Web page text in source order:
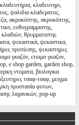
κλαδευτηρι,
ψαλιδια κλαδεματος,
ακροκόπτης, ακροκόπτης,
ευθυγραμμιστης,
θρυμματιστης
ψεκαστικά, ψεκαστικα,
προπίεσης, ψεκαστηρες
γκαζόν, ετοιμο γκαζον,
e shop garden, garden shop,
ντοματα, βιολογικα
τσαφ-τσαφ, μειγμα
προστασία φυτων,
λαχανικών, pop-up